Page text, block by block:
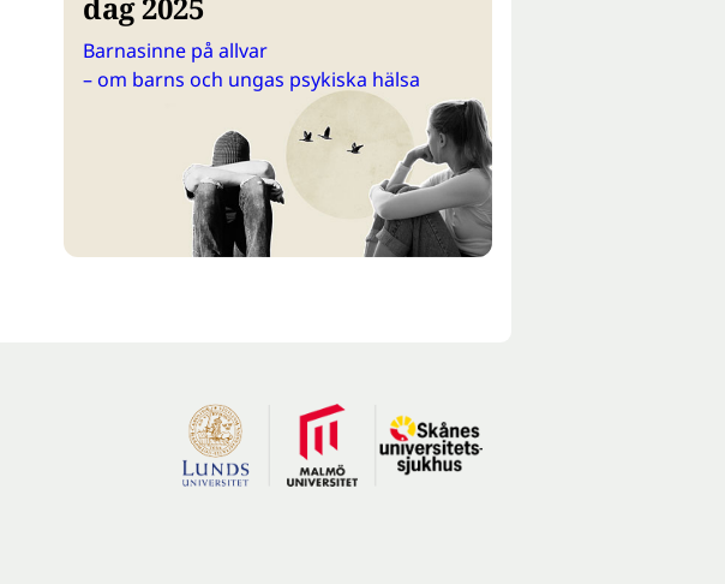
Barnasinne på allvar
– om barns och ungas psykiska hälsa